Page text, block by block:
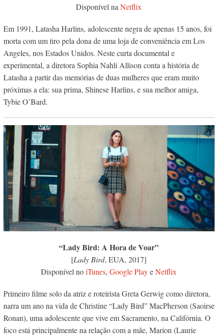
Disponível naNetflix
Em 1991, Latasha Harlins, adolescente negra de apenas 15 anos, foi
morta com um tiro pela dona de uma loja de conveniência em Los
Angeles, nos Estados Unidos. Neste curta documental e
experimental, a diretora Sophia Nahli Allison conta a história de
Latasha a partir das memórias de duas mulheres que eram muito
próximas a ela: sua prima, Shinese Harlins, e sua melhor amiga,
Tybie O’Bard.
“Lady Bird: A Hora de Voar”
[Lady Bird, EUA, 2017]
Disponível noiTunes,Google PlayeNetflix
Primeiro filme solo da atriz e roteirista Greta Gerwig como diretora,
narra um ano na vida de Christine “Lady Bird” MacPherson (Saoirse
Ronan), uma adolescente que vive em Sacramento, na Califórnia. O
foco está principalmente na relação com a mãe, Marion (Laurie